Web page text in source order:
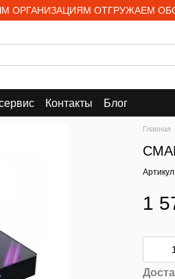
ОРГАНИЗАЦИЯМ ОТГРУЖАЕМ
Контакты Блог
Главная
1